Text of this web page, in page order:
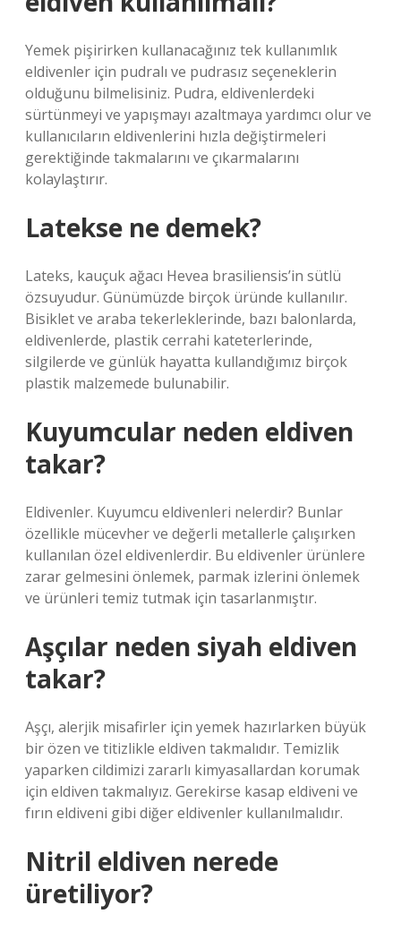
Yemek pişirirken kullanacağınız tek kullanımlık
eldivenler için pudralı ve pudrasız seçeneklerin
olduğunu bilmelisiniz. Pudra, eldivenlerdeki
sürtünmeyi ve yapışmayı azaltmaya yardımcı olur ve
kullanıcıların eldivenlerini hızla değiştirmeleri
gerektiğinde takmalarını ve çıkarmalarını
kolaylaştırır.
Latekse ne demek?
Lateks, kauçuk ağacı Hevea brasiliensis’in sütlü
özsuyudur. Günümüzde birçok üründe kullanılır.
Bisiklet ve araba tekerleklerinde, bazı balonlarda,
eldivenlerde, plastik cerrahi kateterlerinde,
silgilerde ve günlük hayatta kullandığımız birçok
plastik malzemede bulunabilir.
Kuyumcular neden eldiven
takar?
Eldivenler. Kuyumcu eldivenleri nelerdir? Bunlar
özellikle mücevher ve değerli metallerle çalışırken
kullanılan özel eldivenlerdir. Bu eldivenler ürünlere
zarar gelmesini önlemek, parmak izlerini önlemek
ve ürünleri temiz tutmak için tasarlanmıştır.
Aşçılar neden siyah eldiven
takar?
Aşçı, alerjik misafirler için yemek hazırlarken büyük
bir özen ve titizlikle eldiven takmalıdır. Temizlik
yaparken cildimizi zararlı kimyasallardan korumak
için eldiven takmalıyız. Gerekirse kasap eldiveni ve
fırın eldiveni gibi diğer eldivenler kullanılmalıdır.
Nitril eldiven nerede
üretiliyor?